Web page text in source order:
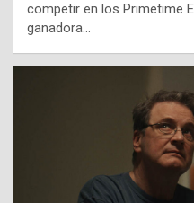
competir en los Primetime
ganadora…